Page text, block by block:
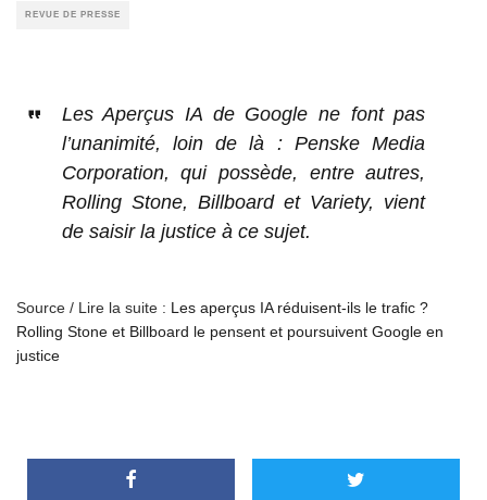
REVUE DE PRESSE
Les Aperçus IA de Google ne font pas
l’unanimité, loin de là : Penske Media
Corporation, qui possède, entre autres,
Rolling Stone, Billboard et Variety, vient
de saisir la justice à ce sujet.
Source / Lire la suite : Les aperçus IA réduisent-ils le trafic ?
Rolling Stone et Billboard le pensent et poursuivent Google en
justice